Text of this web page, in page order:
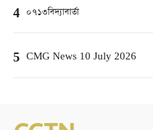
4 ০৭১৩বিদ্যাবার্তা
5 CMG News 10 July 2026